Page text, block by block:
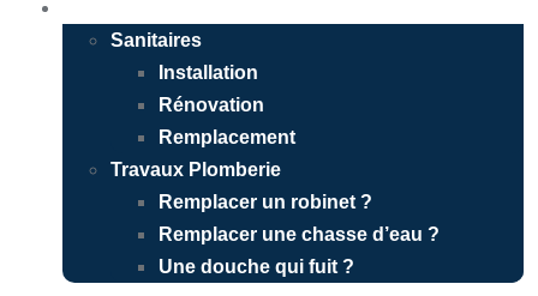
Sanitaires
Installation
Rénovation
Remplacement
Travaux Plomberie
Remplacer un robinet ?
Remplacer une chasse d’eau ?
Une douche qui fuit ?